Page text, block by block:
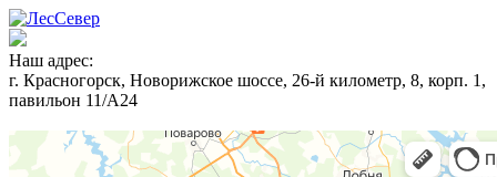
Наш адрес:
г. Красногорск, Новорижское шоссе, 26-й километр, 8, корп. 1,
павильон 11/А24